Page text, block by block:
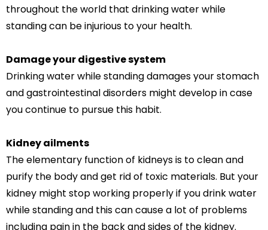
throughout the world that drinking water while
standing can be injurious to your health.
Damage your digestive system
Drinking water while standing damages your stomach
and gastrointestinal disorders might develop in case
you continue to pursue this habit.
Kidney ailments
The elementary function of kidneys is to clean and
purify the body and get rid of toxic materials. But your
kidney might stop working properly if you drink water
while standing and this can cause a lot of problems
including pain in the back and sides of the kidney.